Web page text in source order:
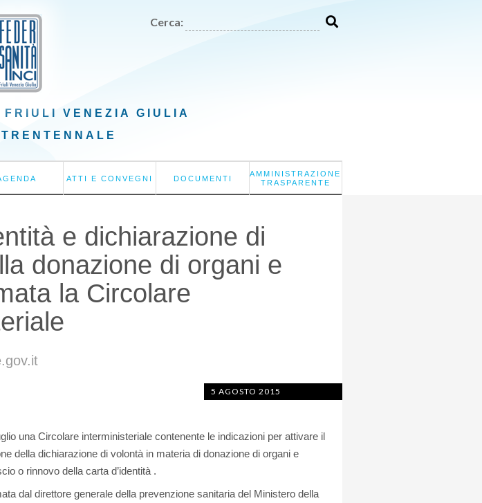
Cerca:
FRIULI VENEZIA GIULIA
ATTI E CONVEGNI DOCUMENTI
AMMINISTRAZIONE
TRASPARENTE
e dichiarazione di
donazione di organi e
la Circolare
5 AGOSTO 2015
una Circolare interministeriale contenente le indicazioni per attivare il
della dichiarazione di volontà in materia di donazione di organi e
o rinnovo della carta d’identità .
dal direttore generale della prevenzione sanitaria del Ministero della